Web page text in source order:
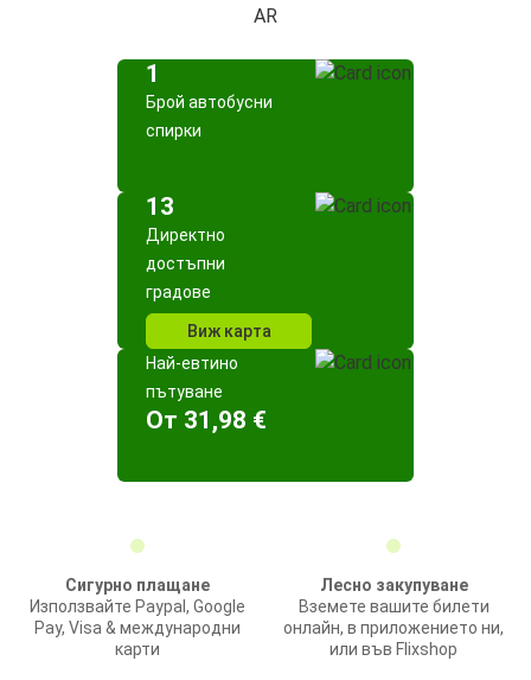
AR
1
Брой автобусни
спирки
13
Директно
достъпни
градове
Виж карта
Най-евтино
пътуване
Oт 31,98 €
Сигурно плащане
Използвайте Paypal, Google
Pay, Visa & международни
карти
Лесно закупуване
Вземете вашите билети
онлайн, в приложението ни,
или във Flixshop